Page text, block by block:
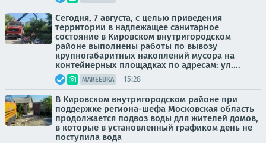
Сегодня, 7 августа, с целью приведения
территории в надлежащее санитарное
состояние в Кировском внутригородском
районе выполнены работы по вывозу
крупногабаритных накоплений мусора на
контейнерных площадках по адресам: ул....
МАКЕЕВКА 15:28
В Кировском внутригородском районе при
поддержке региона-шефа Московская область
продолжается подвоз воды для жителей домов,
в которые в установленный графиком день не
поступила вода